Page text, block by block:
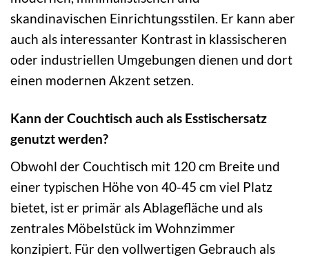
skandinavischen Einrichtungsstilen. Er kann aber
auch als interessanter Kontrast in klassischeren
oder industriellen Umgebungen dienen und dort
einen modernen Akzent setzen.
Kann der Couchtisch auch als Esstischersatz
genutzt werden?
Obwohl der Couchtisch mit 120 cm Breite und
einer typischen Höhe von 40-45 cm viel Platz
bietet, ist er primär als Ablagefläche und als
zentrales Möbelstück im Wohnzimmer
konzipiert. Für den vollwertigen Gebrauch als